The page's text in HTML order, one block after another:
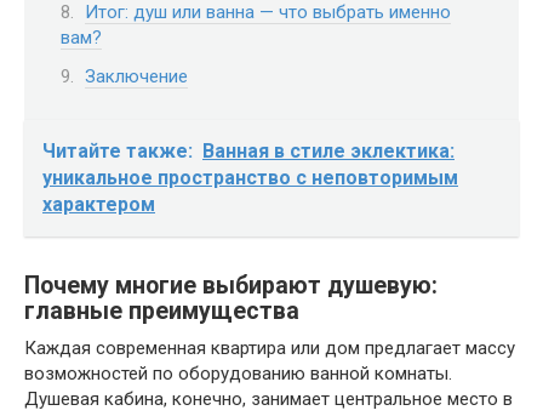
Итог: душ или ванна — что выбрать именно
вам?
Заключение
Читайте также:
Ванная в стиле эклектика:
уникальное пространство с неповторимым
характером
Почему многие выбирают душевую:
главные преимущества
Каждая современная квартира или дом предлагает массу
возможностей по оборудованию ванной комнаты.
Душевая кабина, конечно, занимает центральное место в